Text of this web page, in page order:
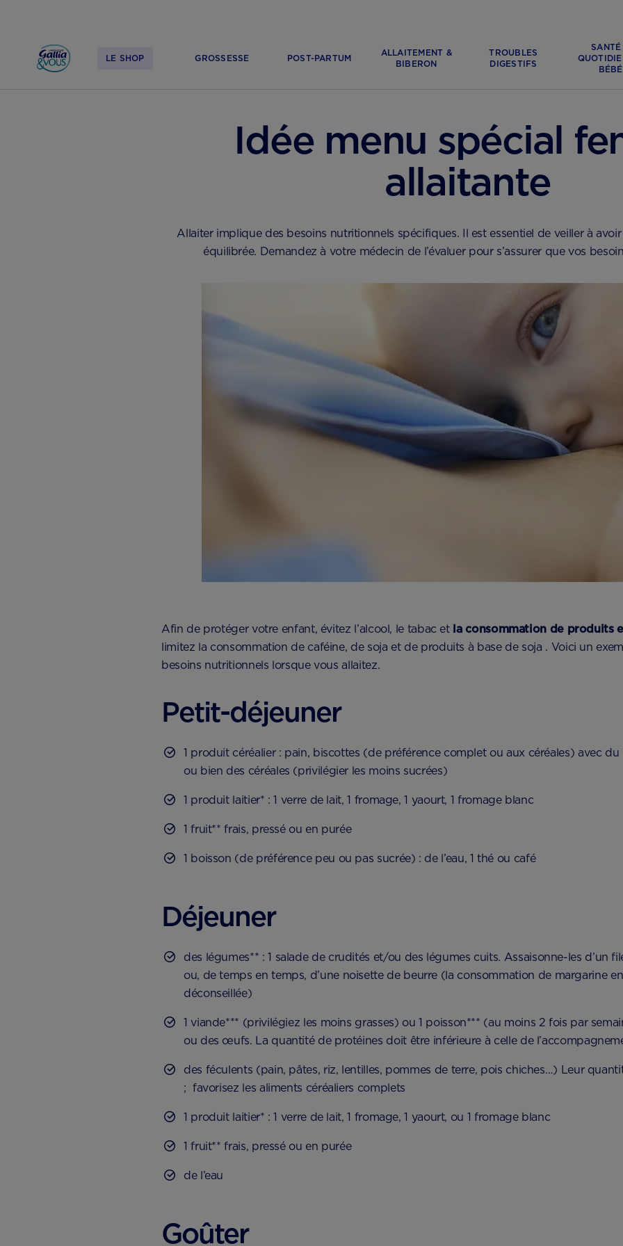
LE SHOP GROSSESSE POST-PARTUM
ALLAITEMENT &
BIBERON
TROUBLES
DIGESTIFS
SANTÉ
BÉBÉ
ALLAITEMENT & BIBERON
Idée menu spécial
allaitante
Allaiter implique des besoins nutritionnels spécifiques. Il est essentiel de veiller à
équilibrée. Demandez à votre médecin de l’évaluer pour s’assurer que vos
Afin de protéger votre enfant, évitez l’alcool, le tabac et la consommation de produits
limitez la consommation de caféine, de soja et de produits à base de soja . Voici un
besoins nutritionnels lorsque vous allaitez.
Petit-déjeuner
1 produit céréalier : pain, biscottes (de préférence complet ou aux céréales) avec
ou bien des céréales (privilégier les moins sucrées)
1 produit laitier* : 1 verre de lait, 1 fromage, 1 yaourt, 1 fromage blanc
1 fruit** frais, pressé ou en purée
1 boisson (de préférence peu ou pas sucrée) : de l’eau, 1 thé ou café
Déjeuner
des légumes** : 1 salade de crudités et/ou des légumes cuits. Assaisonne-les d’un
ou, de temps en temps, d’une noisette de beurre (la consommation de margarine
déconseillée)
1 viande*** (privilégiez les moins grasses) ou 1 poisson*** (au moins 2 fois par
ou des œufs. La quantité de protéines doit être inférieure à celle de
des féculents (pain, pâtes, riz, lentilles, pommes de terre, pois chiches…) Leur
; favorisez les aliments céréaliers complets
1 produit laitier* : 1 verre de lait, 1 fromage, 1 yaourt, ou 1 fromage blanc
1 fruit** frais, pressé ou en purée
de l’eau
Goûter